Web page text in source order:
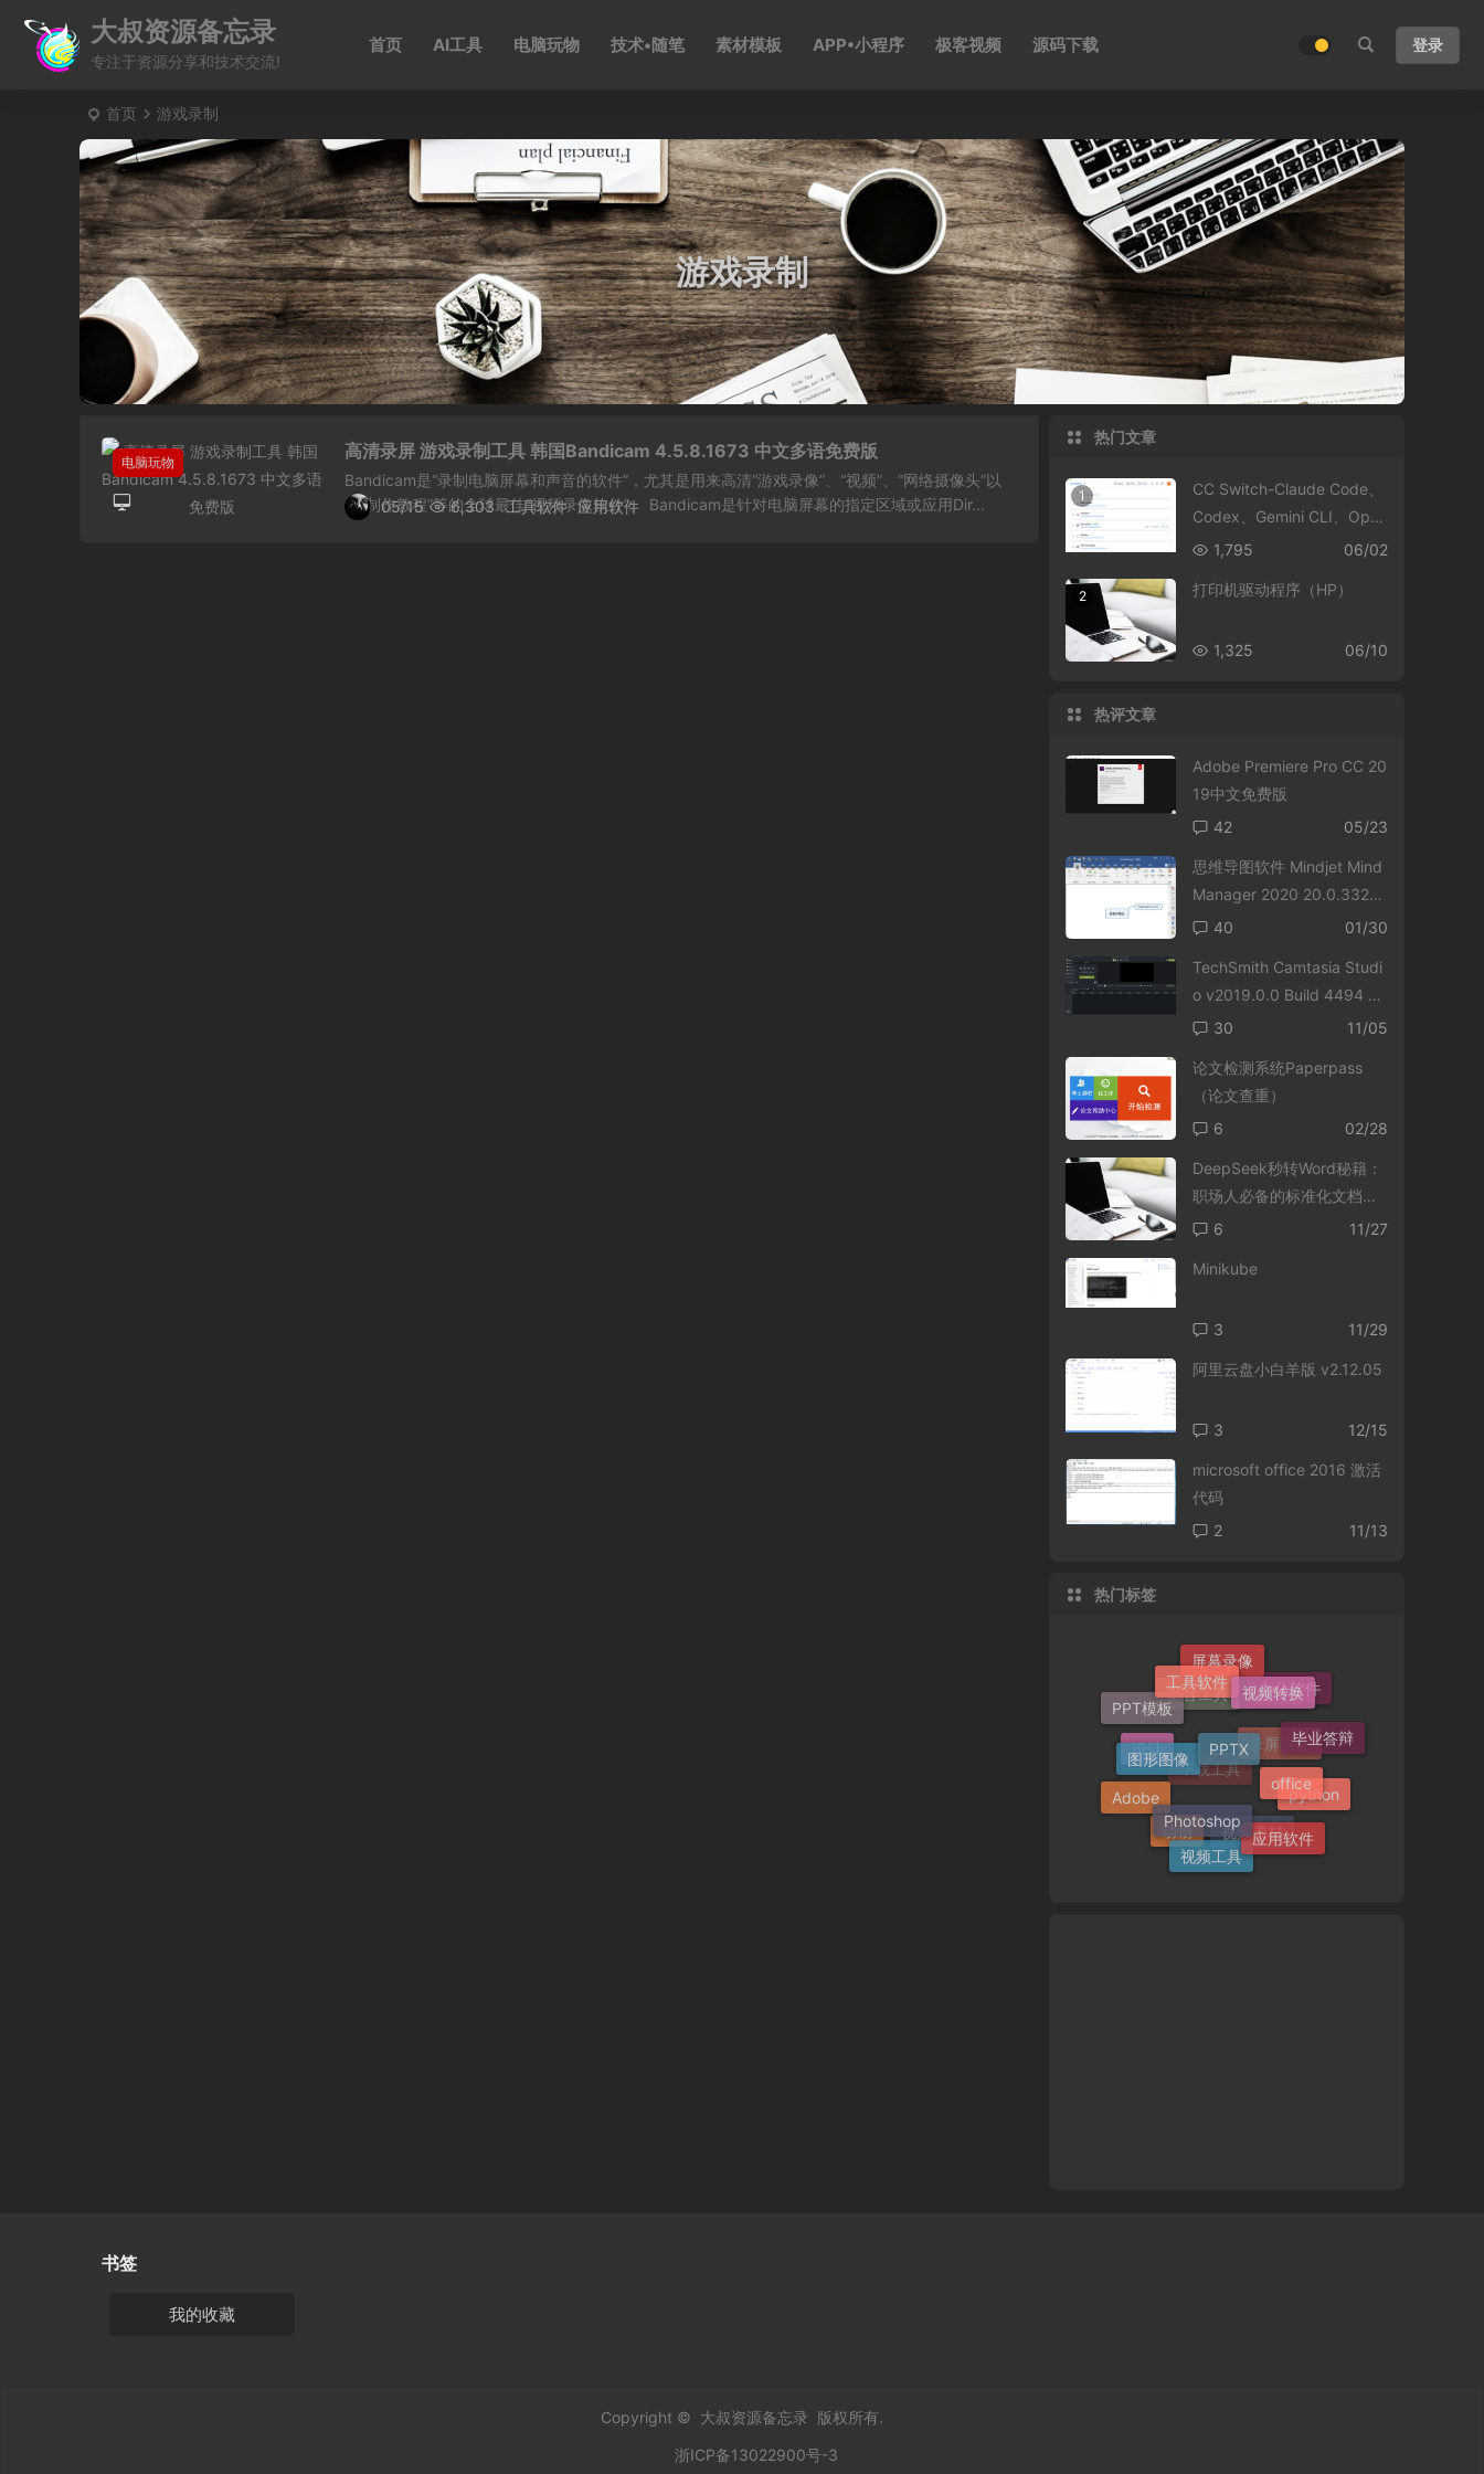
大叔资源备忘录
专注于资源分享和技术交流!
首页 AI工具 电脑玩物 技术•随笔 素材模板 APP•小程序 极客视频 源码下载 登录
首页 游戏录制
游戏录制
电脑玩物
高清录屏 游戏录制工具 韩国Bandicam 4.5.8.1673 中文多语免费版
Bandicam是“录制电脑屏幕和声音的软件”，尤其是用来高清“游戏录像”、“视频”、“网络摄像头”以
及“制作教程”等的全球最佳“视频录像软件”。 Bandicam是针对电脑屏幕的指定区域或应用Dir...
05/15 6,303 工具软件 应用软件
热门文章
1
CC Switch-Claude Code、
Codex、Gemini CLI、Ope
nCode、OpenClaw 和 Her
具
06/02
1,795
2 打印机驱动程序（HP）
06/10
1,325
热评文章
Adobe Premiere Pro CC 20
19中文免费版
05/23
42
思维导图软件 Mindjet Mind
Manager 2020 20.0.332
中文免费版
01/30
40
TechSmith Camtasia Studi
o v2019.0.0 Build 4494 英
文免费版
11/05
30
论文检测系统Paperpass
（论文查重）
02/28
6
DeepSeek秒转Word秘籍：
职场人必备的标准化文档生
成指南
11/27
6
Minikube
11/29
3
阿里云盘小白羊版 v2.12.05
12/15
3
microsoft office 2016 激活
代码
11/13
2
热门标签
影音工具
屏幕录像
办公软件
录屏软件
下载工具
设计
PPT模板
工具软件 视频转换
毕业答辩
python
视频素材
动物
Adobe
图形图像
PPTX
office
应用软件
视频工具
Photoshop
书签
我的收藏
Copyright © 大叔资源备忘录 版权所有.
浙ICP备13022900号-3